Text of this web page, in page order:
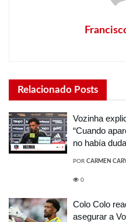
Relacionado Posts
Vozinha
“Cuando
no había
POR CARMEN
0
Colo Colo
asegurar a